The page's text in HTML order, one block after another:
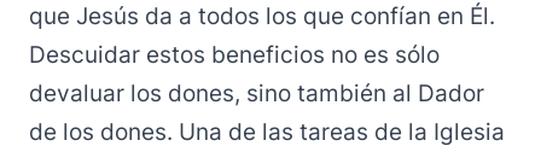
que Jesús da a todos los que confían en Él.
Descuidar estos beneficios no es sólo
devaluar los dones, sino también al Dador
de los dones. Una de las tareas de la Iglesia